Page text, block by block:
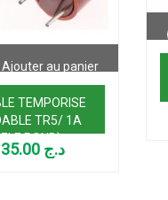
Ajouter au panier
TEMPORISE
TR5/ 1A
ROND)
د.ج 35.00